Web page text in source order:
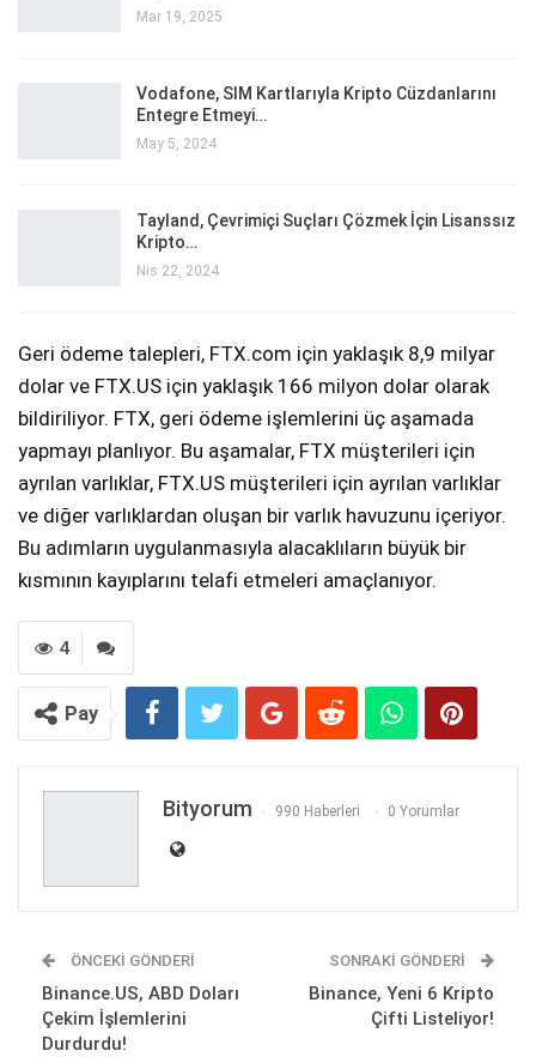
Mar 19, 2025
Vodafone, SIM Kartlarıyla Kripto Cüzdanlarını
Entegre Etmeyi…
May 5, 2024
Tayland, Çevrimiçi Suçları Çözmek İçin Lisanssız
Kripto…
Nis 22, 2024
Geri ödeme talepleri, FTX.com için yaklaşık 8,9 milyar
dolar ve FTX.US için yaklaşık 166 milyon dolar olarak
bildiriliyor. FTX, geri ödeme işlemlerini üç aşamada
yapmayı planlıyor. Bu aşamalar, FTX müşterileri için
ayrılan varlıklar, FTX.US müşterileri için ayrılan varlıklar
ve diğer varlıklardan oluşan bir varlık havuzunu içeriyor.
Bu adımların uygulanmasıyla alacaklıların büyük bir
kısmının kayıplarını telafi etmeleri amaçlanıyor.
4
Pay
Bityorum 990 Haberleri 0 Yorumlar
ÖNCEKI GÖNDERI
Binance.US, ABD Doları
Çekim İşlemlerini
Durdurdu!
SONRAKI GÖNDERI
Binance, Yeni 6 Kripto
Çifti Listeliyor!